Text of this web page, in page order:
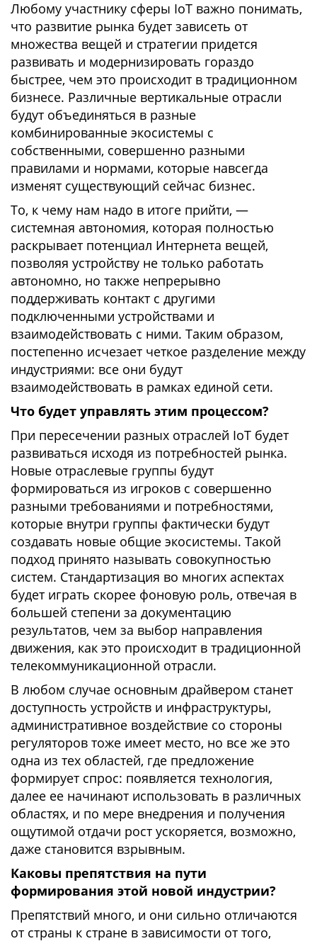
Любому участнику сферы IoT важно понимать,
что развитие рынка будет зависеть от
множества вещей и стратегии придется
развивать и модернизировать гораздо
быстрее, чем это происходит в традиционном
бизнесе. Различные вертикальные отрасли
будут объединяться в разные
комбинированные экосистемы с
собственными, совершенно разными
правилами и нормами, которые навсегда
изменят существующий сейчас бизнес.
То, к чему нам надо в итоге прийти, —
системная автономия, которая полностью
раскрывает потенциал Интернета вещей,
позволяя устройству не только работать
автономно, но также непрерывно
поддерживать контакт с другими
подключенными устройствами и
взаимодействовать с ними. Таким образом,
постепенно исчезает четкое разделение между
индустриями: все они будут
взаимодействовать в рамках единой сети.
Что будет управлять этим процессом?
При пересечении разных отраслей IoT будет
развиваться исходя из потребностей рынка.
Новые отраслевые группы будут
формироваться из игроков с совершенно
разными требованиями и потребностями,
которые внутри группы фактически будут
создавать новые общие экосистемы. Такой
подход принято называть совокупностью
систем. Стандартизация во многих аспектах
будет играть скорее фоновую роль, отвечая в
большей степени за документацию
результатов, чем за выбор направления
движения, как это происходит в традиционной
телекоммуникационной отрасли.
В любом случае основным драйвером станет
доступность устройств и инфраструктуры,
административное воздействие со стороны
регуляторов тоже имеет место, но все же это
одна из тех областей, где предложение
формирует спрос: появляется технология,
далее ее начинают использовать в различных
областях, и по мере внедрения и получения
ощутимой отдачи рост ускоряется, возможно,
даже становится взрывным.
Каковы препятствия на пути
формирования этой новой индустрии?
Препятствий много, и они сильно отличаются
от страны к стране в зависимости от того,